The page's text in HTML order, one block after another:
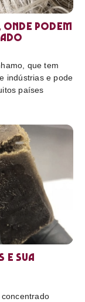
onde podem
que tem
indústrias e pode
países
e sua